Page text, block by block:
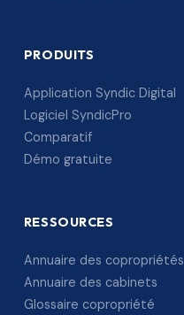
PRODUITS
Application Syndic Digital
Logiciel SyndicPro
Comparatif
Démo gratuite
RESSOURCES
Annuaire des copropriétés
Annuaire des cabinets
Glossaire copropriété